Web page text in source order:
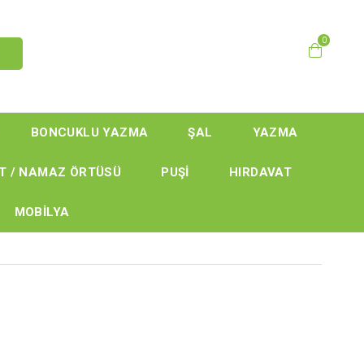
0
BONCUKLU YAZMA ŞAL YAZMA
/ NAMAZ ÖRTÜSÜ PUŞİ HIRDAVAT
MOBİLYA